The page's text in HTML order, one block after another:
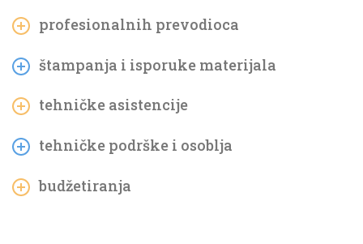
profesionalnih prevodioca
štampanja i isporuke materijala
tehničke asistencije
tehničke podrške i osoblja
budžetiranja